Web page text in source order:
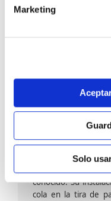
Marketing
Solo
barniz
fuegos, se
dado que el frotar
colocación es
colocación es fácil
Papel pintado
Formado por una
conocido. Su
cola en la tira de